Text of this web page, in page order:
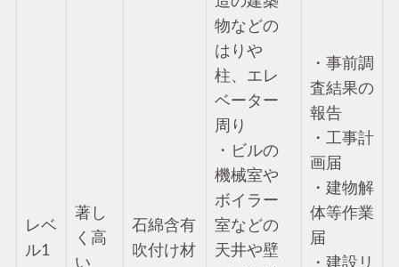
レベ
ル1
著し
く高
い
石綿含有
吹付け材
物などの
はりや
柱、エレ
ベーター
周り
・ビルの
機械室や
ボイラー
室などの
天井や壁
・事前調
査結果の
報告
・工事計
画届
・建物解
体等作業
届
・建設リ